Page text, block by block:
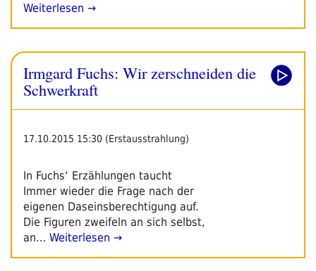
Weiterlesen →
Irmgard Fuchs: Wir zerschneiden die
Schwerkraft
17.10.2015 15:30 (Erstausstrahlung)
In Fuchs‘ Erzählungen taucht
Immer wieder die Frage nach der
eigenen Daseinsberechtigung auf.
Die Figuren zweifeln an sich selbst,
an… Weiterlesen →